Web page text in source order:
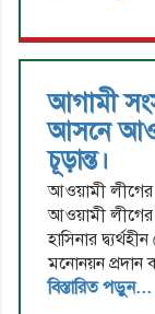
আগামী
আসনে
চূড়ান্ত।
আওয়ামী লীগের
আওয়ামী লীগের
হাসিনার
মনোনয়ন প্রদান
বিস্তারিত পড়ুন...